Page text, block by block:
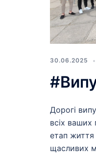
30.06.2025
Дорогі
всіх ваших
етап життя
щасливих